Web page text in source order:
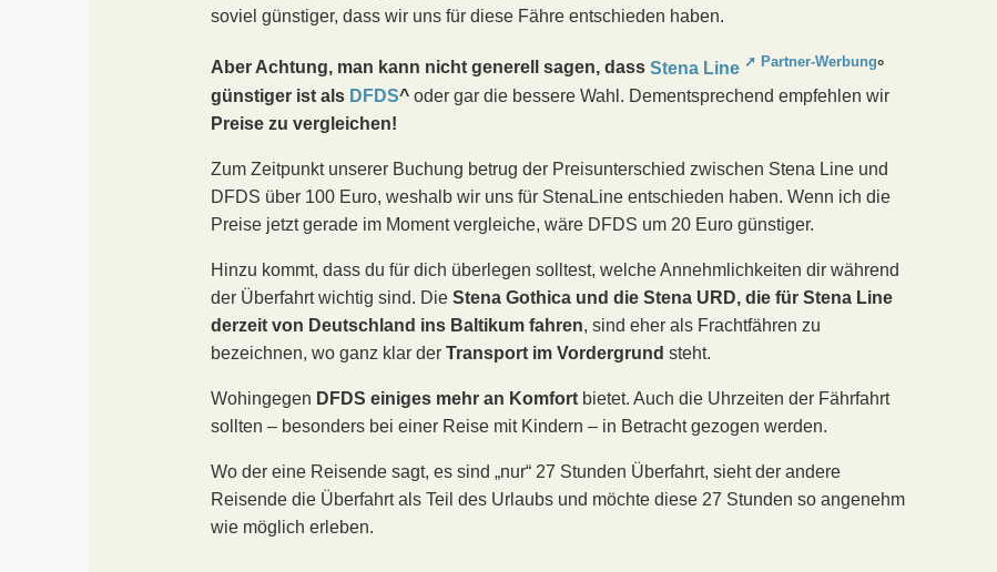
soviel günstiger, dass wir uns für diese Fähre entschieden haben.
Aber Achtung, man kann nicht generell sagen, dass Stena Line
°
günstiger ist als DFDS^ oder gar die bessere Wahl. Dementsprechend empfehlen wir
Preise zu vergleichen!
Zum Zeitpunkt unserer Buchung betrug der Preisunterschied zwischen Stena Line und
DFDS über 100 Euro, weshalb wir uns für StenaLine entschieden haben. Wenn ich die
Preise jetzt gerade im Moment vergleiche, wäre DFDS um 20 Euro günstiger.
Hinzu kommt, dass du für dich überlegen solltest, welche Annehmlichkeiten dir während
der Überfahrt wichtig sind. Die Stena Gothica und die Stena URD, die für Stena Line
derzeit von Deutschland ins Baltikum fahren, sind eher als Frachtfähren zu
bezeichnen, wo ganz klar der Transport im Vordergrund steht.
Wohingegen DFDS einiges mehr an Komfort bietet. Auch die Uhrzeiten der Fährfahrt
sollten – besonders bei einer Reise mit Kindern – in Betracht gezogen werden.
Wo der eine Reisende sagt, es sind „nur“ 27 Stunden Überfahrt, sieht der andere
Reisende die Überfahrt als Teil des Urlaubs und möchte diese 27 Stunden so angenehm
wie möglich erleben.